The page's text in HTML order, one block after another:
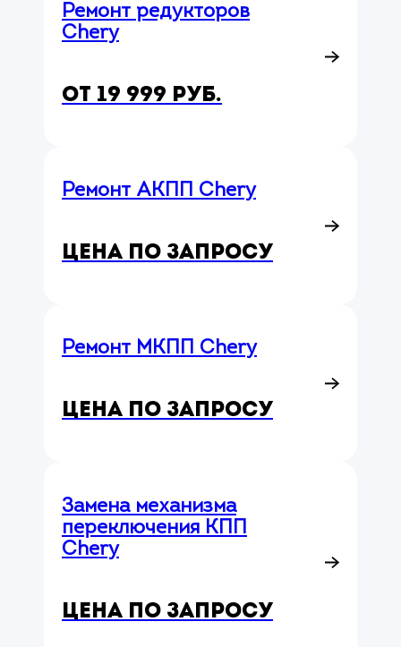
Ремонт редукторов
Chery
от 19 999 руб.
Ремонт АКПП Chery
Цена по запросу
Ремонт МКПП Chery
Цена по запросу
Замена механизма
переключения КПП
Chery
Цена по запросу